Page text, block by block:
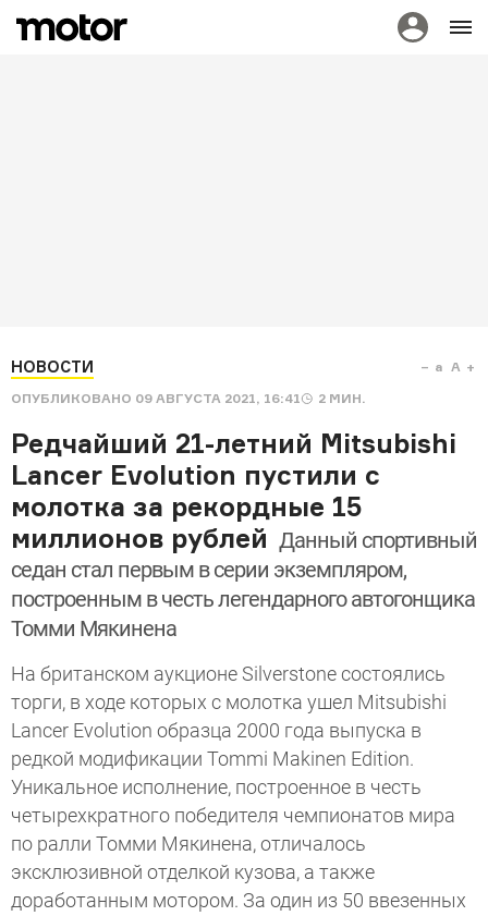
НОВОСТИ
ОПУБЛИКОВАНО 09 АВГУСТА 2021, 16:41 2 МИН.
a A
Редчайший 21-летний Mitsubishi
Lancer Evolution пустили с
молотка за рекордные 15
миллионов рублей Данный спортивный
седан стал первым в серии экземпляром,
построенным в честь легендарного автогонщика
Томми Мякинена
На британском аукционе Silverstone состоялись
торги, в ходе которых с молотка ушел Mitsubishi
Lancer Evolution образца 2000 года выпуска в
редкой модификации Tommi Makinen Edition.
Уникальное исполнение, построенное в честь
четырехкратного победителя чемпионатов мира
по ралли Томми Мякинена, отличалось
эксклюзивной отделкой кузова, а также
доработанным мотором. За один из 50 ввезенных